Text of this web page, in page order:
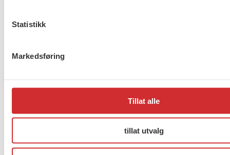
Statistikk
Markedsføring
Tillat alle
tillat utvalg
Mariboes gate 13
+47 919 19 916
Nettredaktør: nettredaktor@fo.no